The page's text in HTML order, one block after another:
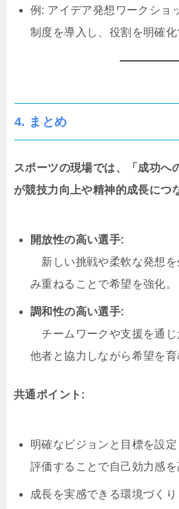
例: アイデア発想ワークショ
制度を導入し、役割を明確化
4. まとめ
スポーツの現場では、「成功へ
が競技力向上や精神的成長につ
開放性の高い選手:
新しい挑戦や柔軟な発想
み重ねることで希望を強化。
調和性の高い選手:
チームワークや支援を通じ
他者と協力しながら希望を育
共通ポイント:
明確なビジョンと目標を設
評価することで自己効力感を
成長を実感できる環境づく